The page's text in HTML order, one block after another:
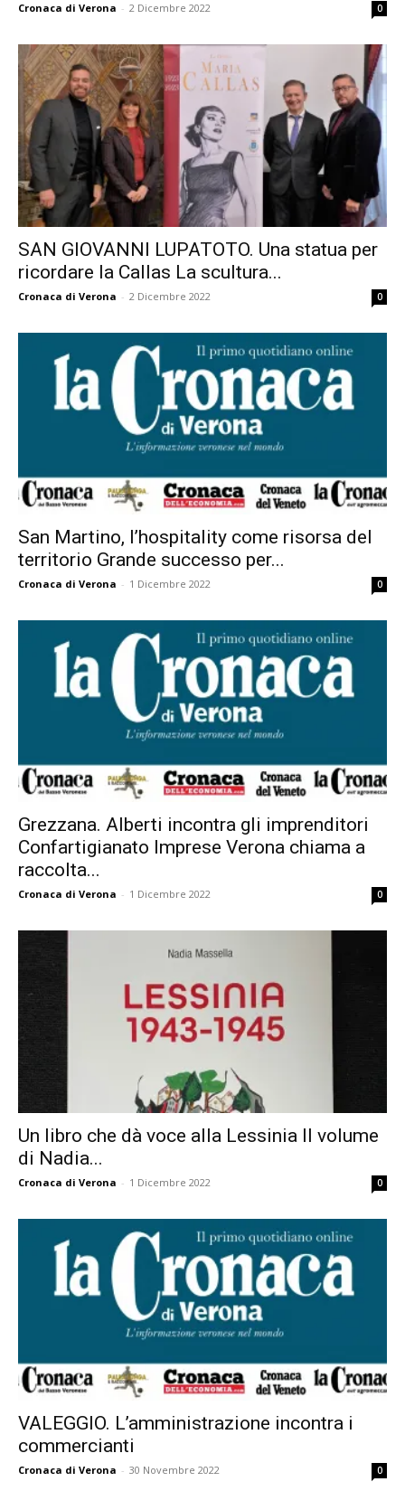
Cronaca di Verona - 2 Dicembre 2022 0
SAN GIOVANNI LUPATOTO. Una statua per
ricordare la Callas La scultura...
Cronaca di Verona - 2 Dicembre 2022 0
San Martino, l’hospitality come risorsa del
territorio Grande successo per...
Cronaca di Verona - 1 Dicembre 2022 0
Grezzana. Alberti incontra gli imprenditori
Confartigianato Imprese Verona chiama a
raccolta...
Cronaca di Verona - 1 Dicembre 2022 0
Un libro che dà voce alla Lessinia Il volume
di Nadia...
Cronaca di Verona - 1 Dicembre 2022 0
VALEGGIO. L’amministrazione incontra i
commercianti
Cronaca di Verona - 30 Novembre 2022 0